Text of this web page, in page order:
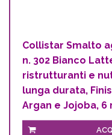
Collistar Smalto
n. 302 Bianco
ristrutturanti e
lunga durata,
Argan e Jojoba, 6